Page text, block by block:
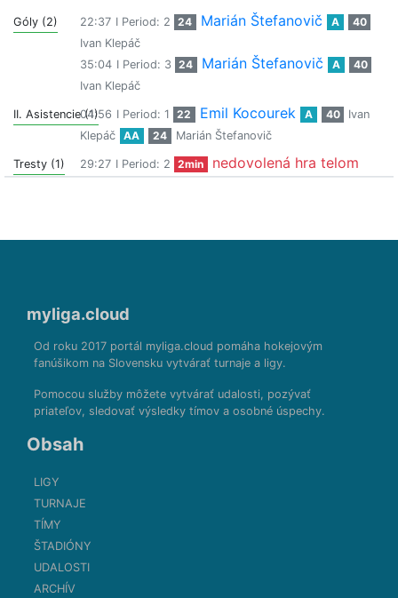
Góly (2) 22:37 I Period: 2 24 Marián Štefanovič A
40
Ivan Klepáč
35:04 I Period: 3 24 Marián Štefanovič A
40
Ivan Klepáč
II. Asistencie (1)
04:56 I Period: 1 22 Emil Kocourek A 40
Ivan
Klepáč
AA 24 Marián Štefanovič
Tresty (1) 29:27 I Period: 2 2min nedovolená hra telom
myliga.cloud
Od roku 2017 portál myliga.cloud pomáha hokejovým
fanúšikom na Slovensku vytvárať turnaje a ligy.
Pomocou služby môžete vytvárať udalosti, pozývať
priateľov, sledovať výsledky tímov a osobné úspechy.
Obsah
LIGY
TURNAJE
TÍMY
ŠTADIÓNY
UDALOSTI
ARCHÍV